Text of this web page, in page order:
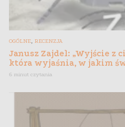
OGÓLNE, RECENZJA
Janusz Zajdel: „Wyjście z
która wyjaśnia, w jakim
6 minut czytania